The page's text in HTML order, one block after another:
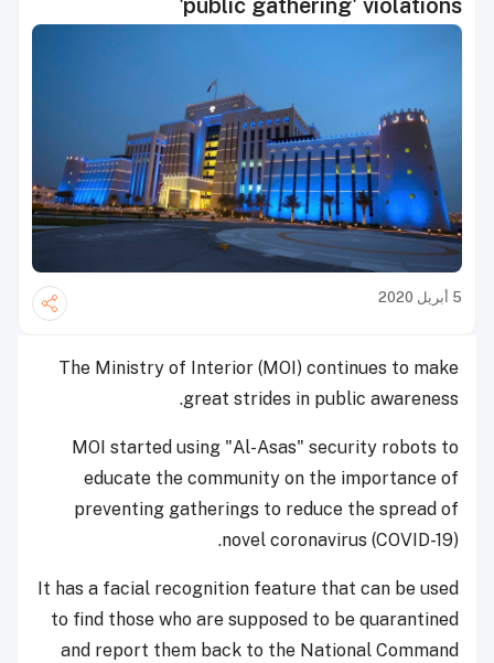
'public gathering' violations
5 أبريل 2020
The Ministry of Interior (MOI) continues to make
great strides in public awareness.
MOI started using "Al-Asas" security robots to
educate the community on the importance of
preventing gatherings to reduce the spread of
novel coronavirus (COVID-19).
It has a facial recognition feature that can be used
to find those who are supposed to be quarantined
and report them back to the National Command